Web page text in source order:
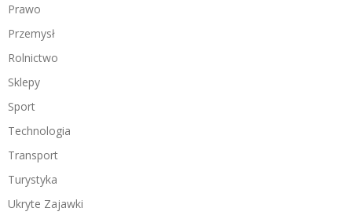
Prawo
Przemysł
Rolnictwo
Sklepy
Sport
Technologia
Transport
Turystyka
Ukryte Zajawki